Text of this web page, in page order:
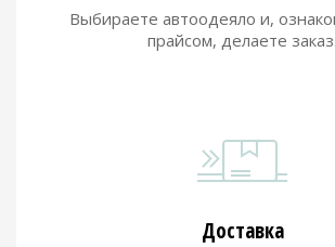
Выбираете автоодеяло и,
прайсом, делаете заказ.
Доставка